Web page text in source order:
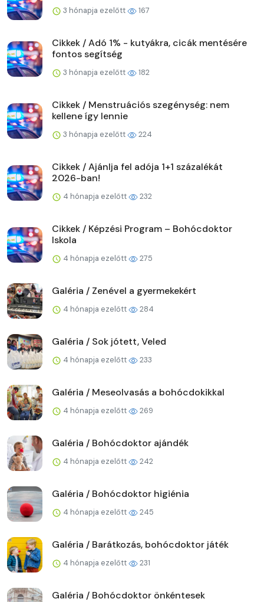
3 hónapja ezelőtt 167
Cikkek / Adó 1% - kutyákra, cicák mentésére
fontos segítség
3 hónapja ezelőtt 182
Cikkek / Menstruációs szegénység: nem
kellene így lennie
3 hónapja ezelőtt 224
Cikkek / Ajánlja fel adója 1+1 százalékát
2026-ban!
4 hónapja ezelőtt 232
Cikkek / Képzési Program – Bohócdoktor
Iskola
4 hónapja ezelőtt 275
Galéria / Zenével a gyermekekért
4 hónapja ezelőtt 284
Galéria / Sok jótett, Veled
4 hónapja ezelőtt 233
Galéria / Meseolvasás a bohócdokikkal
4 hónapja ezelőtt 269
Galéria / Bohócdoktor ajándék
4 hónapja ezelőtt 242
Galéria / Bohócdoktor higiénia
4 hónapja ezelőtt 245
Galéria / Barátkozás, bohócdoktor játék
4 hónapja ezelőtt 231
Galéria / Bohócdoktor önkéntesek